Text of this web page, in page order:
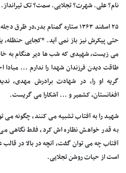
نام؟ علی. شهرت؟ تجلایی. سمت؟ تک تیرانداز.
۲۵ اسفند ۱۳۶۳ ستاره گمنام بدر،در
حتی پیکرش نیز باز نمی آید. *کجایی حنظله،
می زیست، شهیدی که شب ها دیر هنگام به
طاقت دیدن فرزندان شهدا را ندارم ...
گریه او را، در شهادت برادرش مهدی،
افغانستان، کشمیر و ... آشکارا می گریست.
شهید را به آفتاب تشبیه می کنند، چگونه
به قدر خواهش نظاره اش کرد، فقط نگاهی
آفتاب چه می توان گفت، آنچه در بالا در قالب
است از حیات روشن تجلایی.